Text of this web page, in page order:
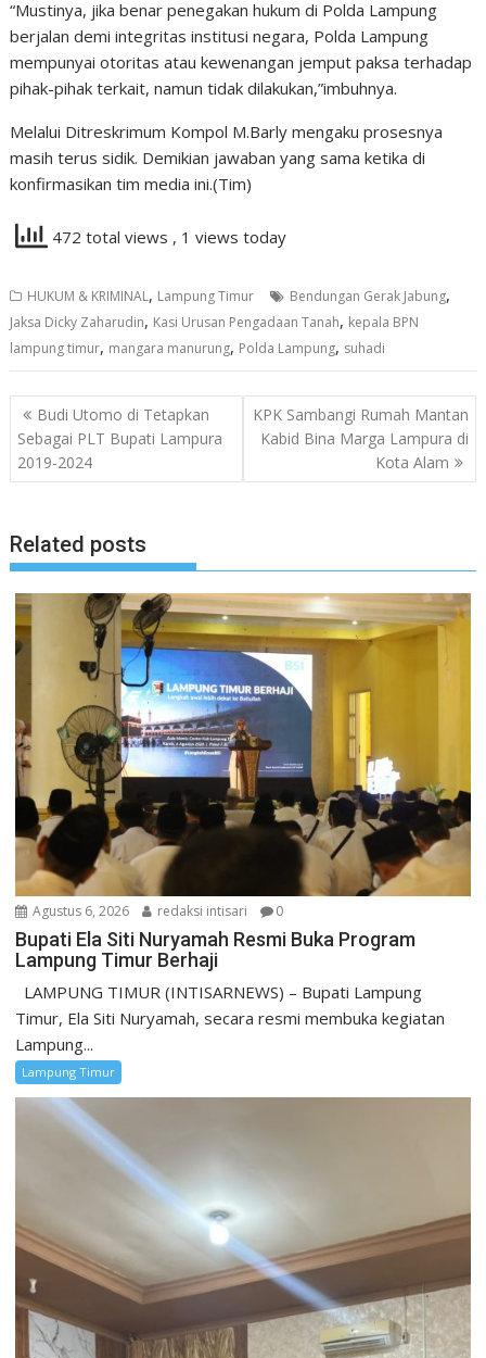
“Mustinya, jika benar penegakan hukum di Polda Lampung
berjalan demi integritas institusi negara, Polda Lampung
mempunyai otoritas atau kewenangan jemput paksa terhadap
pihak-pihak terkait, namun tidak dilakukan,”imbuhnya.
Melalui Ditreskrimum Kompol M.Barly mengaku prosesnya
masih terus sidik. Demikian jawaban yang sama ketika di
konfirmasikan tim media ini.(Tim)
472 total views , 1 views today
HUKUM & KRIMINAL, Lampung Timur Bendungan Gerak Jabung,
Jaksa Dicky Zaharudin, Kasi Urusan Pengadaan Tanah, kepala BPN
lampung timur, mangara manurung, Polda Lampung, suhadi
Navigasi
pos
Budi Utomo di Tetapkan
Sebagai PLT Bupati Lampura
2019-2024
KPK Sambangi Rumah Mantan
Kabid Bina Marga Lampura di
Kota Alam
Related posts
Agustus 6, 2026 redaksi intisari 0
Bupati Ela Siti Nuryamah Resmi Buka Program
Lampung Timur Berhaji
LAMPUNG TIMUR (INTISARNEWS) – Bupati Lampung
Timur, Ela Siti Nuryamah, secara resmi membuka kegiatan
Lampung...
Lampung Timur